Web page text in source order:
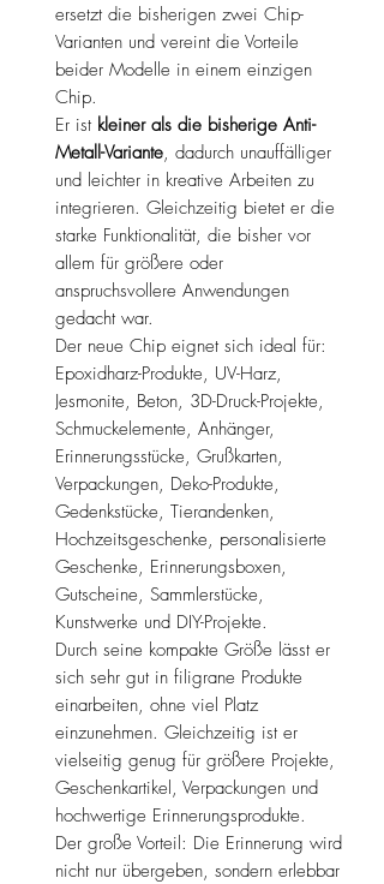
ersetzt die bisherigen zwei Chip-
Varianten und vereint die Vorteile
beider Modelle in einem einzigen
Chip.
Er ist kleiner als die bisherige Anti-
Metall-Variante, dadurch unauffälliger
und leichter in kreative Arbeiten zu
integrieren. Gleichzeitig bietet er die
starke Funktionalität, die bisher vor
allem für größere oder
anspruchsvollere Anwendungen
gedacht war.
Der neue Chip eignet sich ideal für:
Epoxidharz-Produkte, UV-Harz,
Jesmonite, Beton, 3D-Druck-Projekte,
Schmuckelemente, Anhänger,
Erinnerungsstücke, Grußkarten,
Verpackungen, Deko-Produkte,
Gedenkstücke, Tierandenken,
Hochzeitsgeschenke, personalisierte
Geschenke, Erinnerungsboxen,
Gutscheine, Sammlerstücke,
Kunstwerke und DIY-Projekte.
Durch seine kompakte Größe lässt er
sich sehr gut in filigrane Produkte
einarbeiten, ohne viel Platz
einzunehmen. Gleichzeitig ist er
vielseitig genug für größere Projekte,
Geschenkartikel, Verpackungen und
hochwertige Erinnerungsprodukte.
Der große Vorteil: Die Erinnerung wird
nicht nur übergeben, sondern erlebbar